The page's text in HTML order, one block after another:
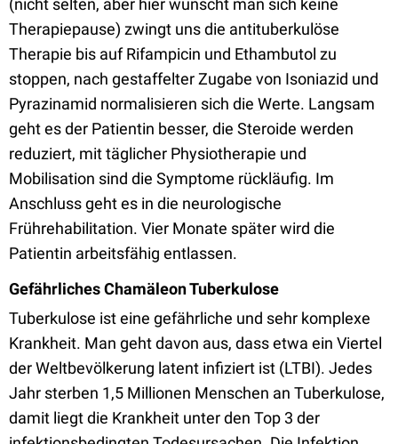
Therapiepause) zwingt uns die antituberkulöse
Therapie bis auf Rifampicin und Ethambutol zu
stoppen, nach gestaffelter Zugabe von Isoniazid und
Pyrazinamid normalisieren sich die Werte. Langsam
geht es der Patientin besser, die Steroide werden
reduziert, mit täglicher Physiotherapie und
Mobilisation sind die Symptome rückläufig. Im
Anschluss geht es in die neurologische
Frührehabilitation. Vier Monate später wird die
Patientin arbeitsfähig entlassen.
Gefährliches Chamäleon Tuberkulose
Tuberkulose ist eine gefährliche und sehr komplexe
Krankheit. Man geht davon aus, dass etwa ein Viertel
der Weltbevölkerung latent infiziert ist (LTBI). Jedes
Jahr sterben 1,5 Millionen Menschen an Tuberkulose,
damit liegt die Krankheit unter den Top 3 der